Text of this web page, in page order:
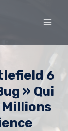
6
» Qui